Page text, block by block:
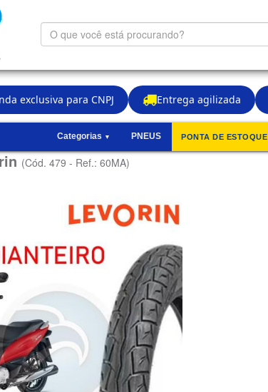
exclusiva para CNPJ Entrega agilizada
O
que
está
procurando?
Categorias ▼ PNEUS PONTA DE ESTOQUE
(Cód. 479 - Ref.: 60MA)